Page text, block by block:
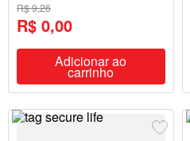
R$ 9,26
R$ 0,00
Adicionar ao
carrinho